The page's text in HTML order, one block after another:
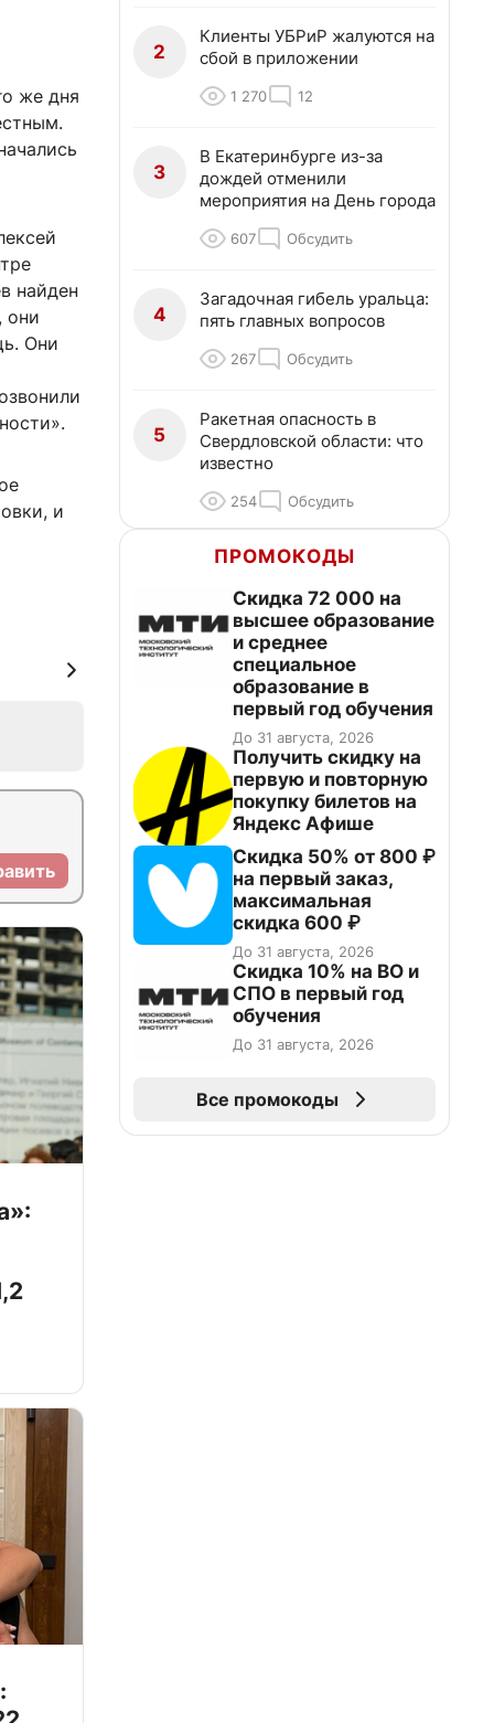
же дня
найден
они
Они
и
2
Клиенты УБРиР жалуются на
сбой в приложении
1 270 12
3
В Екатеринбурге из-за
дождей отменили
мероприятия на День города
607 Обсудить
4
Загадочная гибель уральца:
пять главных вопросов
267 Обсудить
5
Ракетная опасность в
Свердловской области: что
известно
254 Обсудить
ПРОМОКОДЫ
Скидка 72 000 на
высшее образование
и среднее
специальное
образование в
первый год обучения
До 31 августа, 2026
Получить скидку на
первую и повторную
покупку билетов на
Яндекс Афише
Скидка 50% от 800 ₽
на первый заказ,
максимальная
скидка 600 ₽
До 31 августа, 2026
Скидка 10% на ВО и
СПО в первый год
обучения
До 31 августа, 2026
Все промокоды